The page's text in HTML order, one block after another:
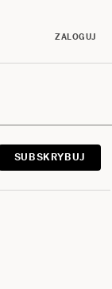
ZALOGUJ
SUBSKRYBUJ